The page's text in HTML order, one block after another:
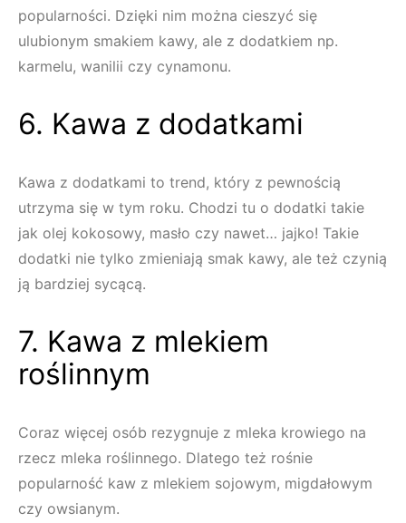
popularności. Dzięki nim można cieszyć się
ulubionym smakiem kawy, ale z dodatkiem np.
karmelu, wanilii czy cynamonu.
6. Kawa z dodatkami
Kawa z dodatkami to trend, który z pewnością
utrzyma się w tym roku. Chodzi tu o dodatki takie
jak olej kokosowy, masło czy nawet… jajko! Takie
dodatki nie tylko zmieniają smak kawy, ale też czynią
ją bardziej sycącą.
7. Kawa z mlekiem
roślinnym
Coraz więcej osób rezygnuje z mleka krowiego na
rzecz mleka roślinnego. Dlatego też rośnie
popularność kaw z mlekiem sojowym, migdałowym
czy owsianym.